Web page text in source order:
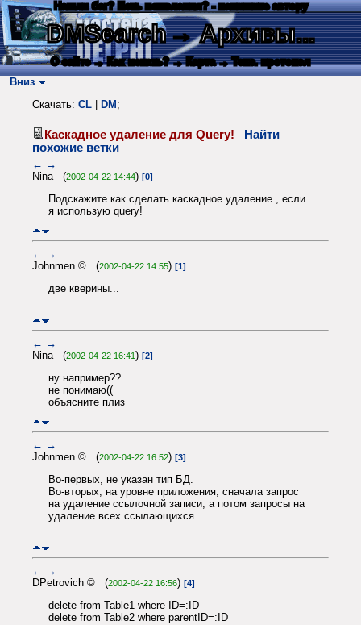
Нашли баг? Есть пожелания? - напишите автору
DMSearch→ Архивы...
О сайте → Как искать? → Карта → Текс. протокол
Вниз
Скачать: CL DM ;
Каскадное удаление для Query!
Найти
похожие ветки
← →
Nina (2002-04-22 14:44) [0]
Подскажите как сделать каскадное удаление , если
я использую query!
← →
Johnmen © (2002-04-22 14:55) [1]
две кверины...
← →
Nina (2002-04-22 16:41) [2]
ну например??
не понимаю((
объясните плиз
← →
Johnmen © (2002-04-22 16:52) [3]
Во-первых, не указан тип БД.
Во-вторых, на уровне приложения, сначала запрос
на удаление ссылочной записи, а потом запросы на
удаление всех ссылающихся...
← →
DPetrovich © (2002-04-22 16:56) [4]
delete from Table1 where ID=:ID
delete from Table2 where parentID=:ID